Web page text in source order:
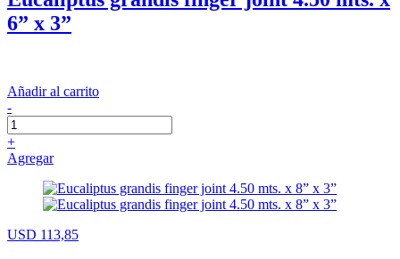
6” x 3”
Añadir al carrito
-
+
Agregar
USD 113,85